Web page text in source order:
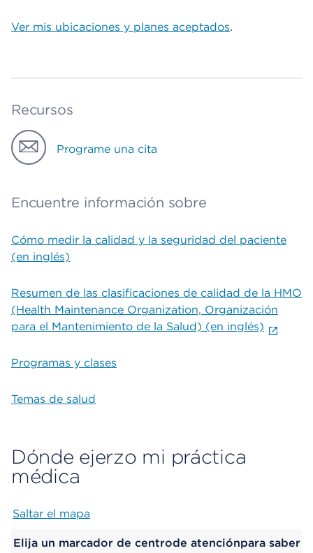
Ver mis ubicaciones y planes aceptados.
Recursos
Programe una cita
Encuentre información sobre
Cómo medir la calidad y la seguridad del paciente
(en inglés)
Resumen de las clasificaciones de calidad de la HMO
(Health Maintenance Organization, Organización
para el Mantenimiento de la Salud) (en inglés)
Programas y clases
Temas de salud
Dónde ejerzo mi práctica
médica
Saltar el mapa
Elija un marcador de centrode atenciónpara saber